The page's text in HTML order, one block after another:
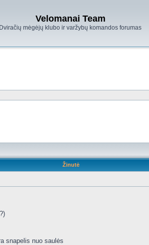
Velomanai Team
Dviračių mėgėjų klubo ir varžybų komandos forumas
Žinutė
snapelis nuo saulės